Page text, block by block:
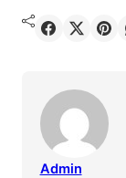
Shared Share on X Pin It
Admin